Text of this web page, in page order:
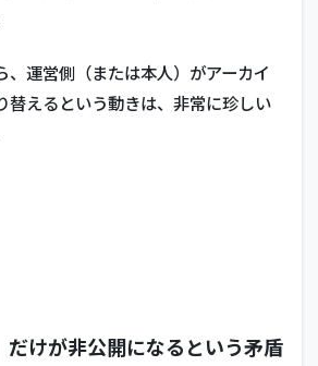
、運営側（または本人）がアーカイ
替えるという動きは、非常に珍しい
だけが非公開になるという矛盾